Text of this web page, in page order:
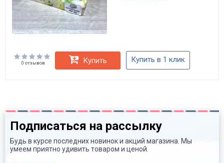
0 отзывов Купить Купить в 1 клик
Подписаться на рассылку
Будь в курсе последних новинок и акций магазина. Мы
умеем приятно удивить товаром и ценой.